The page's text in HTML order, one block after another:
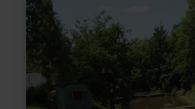
about:
Angeln
im
Silberquellchen
(Angelteich)